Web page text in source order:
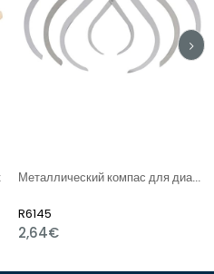
Металлический компас для диаметра 1770
R6145
2,64€